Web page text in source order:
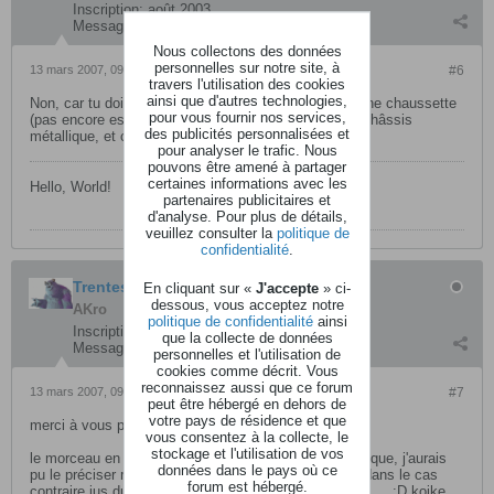
Inscription: août 2003
Messages:
#6
13 mars 2007, 09h26
Non, car tu dois aussi retourner ton synthé comme une chaussette
(pas encore essayé, le plus dur est de retrousser le châssis
métallique, et chaque touche, une à une)
Hello, World!
Trentesix
AKro
Inscription:
septembre 2003
Messages:
401
#7
13 mars 2007, 09h54
merci à vous pour ces réponses
le morceau en question est bien un fichier monophonique, j'aurais
pu le préciser mais évidemment j'avais imaginé que dans le cas
Nous collectons des données
personnelles sur notre site, à
travers l'utilisation des cookies
ainsi que d'autres technologies,
pour vous fournir nos services,
des publicités personnalisées et
pour analyser le trafic. Nous
pouvons être amené à partager
certaines informations avec les
partenaires publicitaires et
d'analyse. Pour plus de détails,
veuillez consulter la politique de
confidentialité
En cliquant sur « J'accepte » ci-
dessous, vous acceptez notre
politique de confidentialitéainsi
que la collecte de données
personnelles et l'utilisation de
cookies comme décrit. Vous
reconnaissez aussi que ce forum
peut être hébergé en dehors de
votre pays de résidence et que
vous consentez à la collecte, le
stockage et l'utilisation de vos
données dans le pays où ce
forum est hébergé.